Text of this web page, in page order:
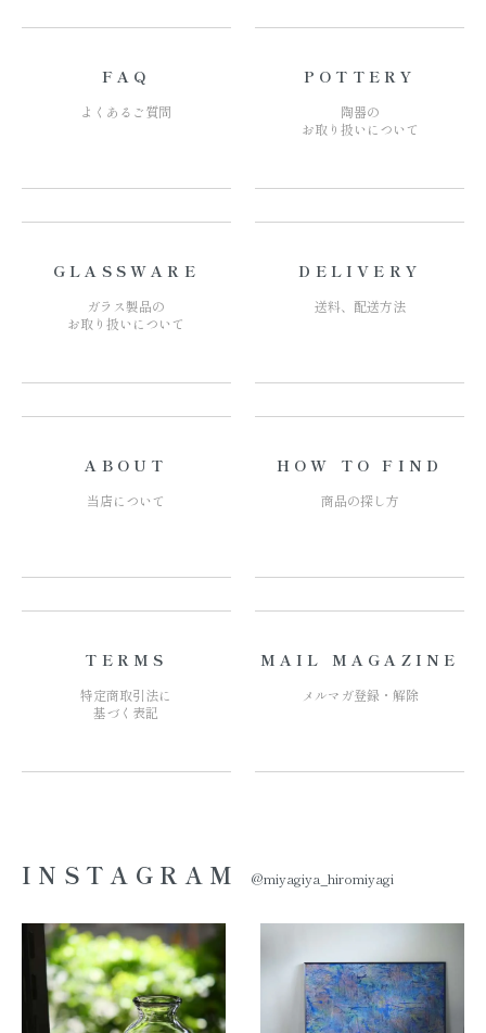
FAQ
よくあるご質問
POTTERY
陶器の
お取り扱いについて
GLASSWARE
ガラス製品の
お取り扱いについて
DELIVERY
送料、配送方法
ABOUT
当店について
HOW TO FIND
商品の探し方
TERMS
特定商取引法に
基づく表記
MAIL MAGAZINE
メルマガ登録・解除
INSTAGRAM @miyagiya_hiromiyagi